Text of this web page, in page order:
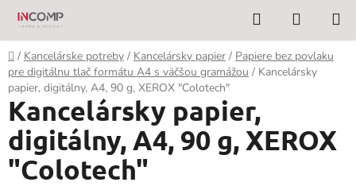
Prejsť
obsah
Hľadať
KOŠÍK
Domov
/ Kancelárske potreby / Kancelársky papier / Papiere bez povlaku
pre digitálnu tlač formátu A4 s väčšou gramážou / Kancelársky
papier, digitálny, A4, 90 g, XEROX "Colotech"
Kancelársky papier,
digitálny, A4, 90 g, XEROX
"Colotech"